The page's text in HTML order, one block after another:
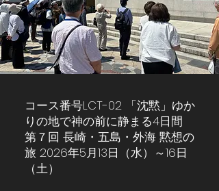
コース番号LCT-02 「沈黙」ゆか
りの地で神の前に静まる4日間
第７回 長崎・五島・外海 黙想の
旅 2026年5月13日（水）～16日
（土）